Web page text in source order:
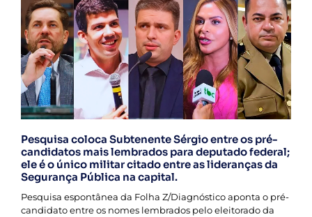
Pesquisa coloca Subtenente Sérgio entre os pré-
candidatos mais lembrados para deputado federal;
ele é o único militar citado entre as lideranças da
Segurança Pública na capital.
Pesquisa espontânea da Folha Z/Diagnóstico aponta o pré-
candidato entre os nomes lembrados pelo eleitorado da